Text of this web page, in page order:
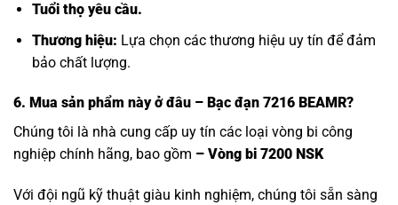
Tuổi thọ yêu cầu.
Thương hiệu: Lựa chọn các thương hiệu uy tín để đảm
bảo chất lượng.
6. Mua sản phẩm nàyở đâu – Bạc đạn 7216 BEAMR?
Chúng tôi là nhà cung cấp uy tín các loại vòng bi công
nghiệp chính hãng, bao gồm – Vòng bi 7200 NSK
Với đội ngũ kỹ thuật giàu kinh nghiệm, chúng tôi sẵn sàng